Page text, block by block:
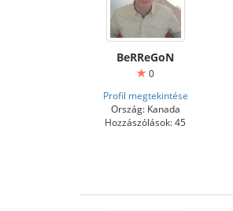
BeRReGoN
0
Profil megtekintése
Ország: Kanada
Hozzászólások: 45